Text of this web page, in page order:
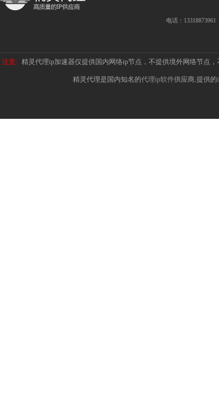
电话：13318873961
注意: 精灵代理ip加速器仅提供国内网络ip节点，不提供境外网络节点
精灵代理是国内知名的代理ip软件供应商,提供的